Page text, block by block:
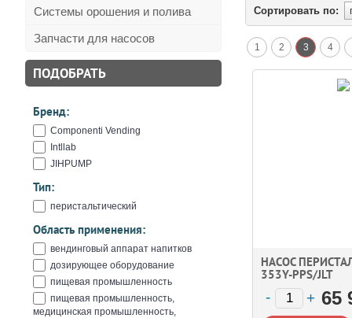
Системы орошения и полива
Запчасти для насосов
ПОДОБРАТЬ
Бренд:
Componenti Vending
Intllab
JIHPUMP
Тип:
перистальтический
Область применения:
вендинговый аппарат напитков
дозирующее оборудование
пищевая промышленность
пищевая промышленность,
медицинская промышленность,
Сортировать по:
1 2 3 4
НАСОС
353Y-PPS/JLT
65